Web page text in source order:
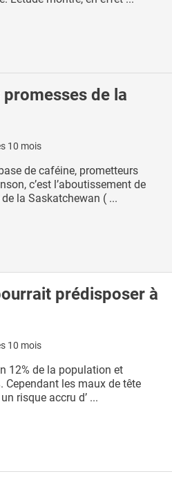
promesses de la
10 mois
de caféine, prometteurs
c’est l’aboutissement de
la Saskatchewan ( ...
prédisposer à
10 mois
12% de la population et
Cependant les maux de tête
risque accru d’ ...